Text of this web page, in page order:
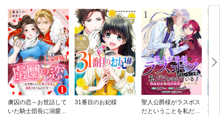
虜囚の恋～お世話して
いた騎士団長に溺愛さ
31番目のお妃様
聖人公爵様がラスボス
だということを私だけ
婚
手